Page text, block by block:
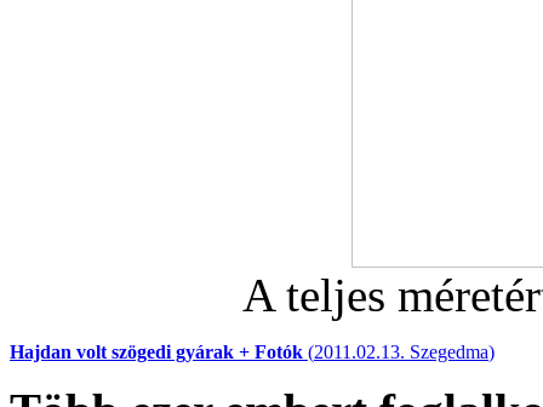
A teljes
Hajdan volt szögedi gyárak + Fotók (2011.02.13. Szegedma)